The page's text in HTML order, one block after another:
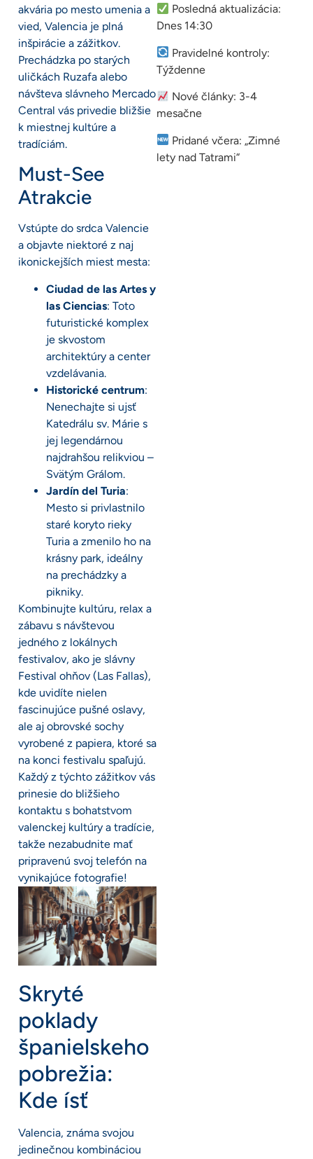
akvária po mesto umenia a
vied, Valencia je plná
inšpirácie a zážitkov.
Prechádzka po starých
uličkách Ruzafa alebo
návšteva slávneho Mercado
Central vás privedie bližšie
k miestnej kultúre a
tradíciám.
Must-See
Atrakcie
Vstúpte do srdca Valencie
a objavte niektoré z naj
ikonickejších miest mesta:
Ciudad de las Artes y
las Ciencias: Toto
futuristické komplex
je skvostom
architektúry a center
vzdelávania.
Historické centrum:
Nenechajte si ujsť
Katedrálu sv. Márie s
jej legendárnou
najdrahšou relikviou –
Svätým Grálom.
Jardín del Turia:
Mesto si privlastnilo
staré koryto rieky
Turia a zmenilo ho na
krásny park, ideálny
na prechádzky a
pikniky.
Kombinujte kultúru, relax a
zábavu s návštevou
jedného z lokálnych
festivalov, ako je slávny
Festival ohňov (Las Fallas),
kde uvidíte nielen
fascinujúce pušné oslavy,
ale aj obrovské sochy
vyrobené z papiera, ktoré sa
na konci festivalu spaľujú.
Každý z týchto zážitkov vás
prinesie do bližšieho
kontaktu s bohatstvom
valenckej kultúry a tradície,
takže nezabudnite mať
pripravenú svoj telefón na
vynikajúce fotografie!
Skryté
poklady
španielskeho
pobrežia:
Kde ísť
Valencia, známa svojou
jedinečnou kombináciou
Posledná aktualizácia:
Dnes 14:30
Pravidelné kontroly:
Týždenne
Nové články: 3-4
mesačne
Pridané včera: „Zimné
lety nad Tatrami“